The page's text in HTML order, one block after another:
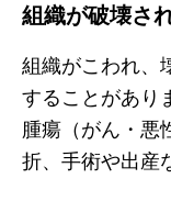
組織が破壊さ
組織がこわれ、
することがあり
腫瘍（がん・悪
折、手術や出産